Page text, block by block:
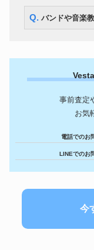
Q. バンドや音
事前査定
お気
電話でのお
LINEでのお
今